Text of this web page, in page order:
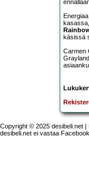
käsissä
Carmen
Copyright © 2025 desibeli.net |
desibeli.net ei vastaa